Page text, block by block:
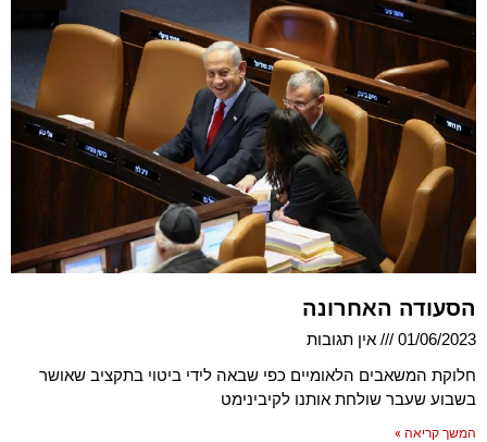
הסעודה האחרונה
01/06/2023
אין תגובות
חלוקת המשאבים הלאומיים כפי שבאה לידי ביטוי בתקציב שאושר
בשבוע שעבר שולחת אותנו לקיבינימט
המשך קריאה »